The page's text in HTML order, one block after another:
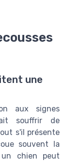
une
aux signes
souffrir de
s'il présente
souvent la
chien peut